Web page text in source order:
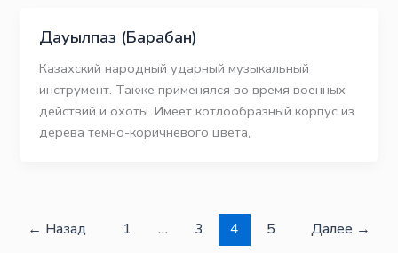
Дауылпаз (Барабан)
Казахский народный ударный музыкальный
инструмент. Также применялся во время военных
действий и охоты. Имеет котлообразный корпус из
дерева темно-коричневого цвета,
← Назад 1 … 3 4 5 Далее →